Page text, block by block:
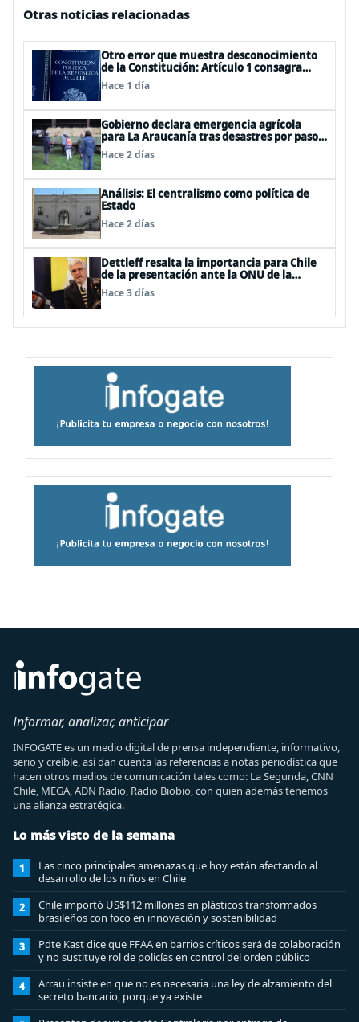
Otras noticias relacionadas
Otro error que muestra desconocimiento
de la Constitución: Artículo 1 consagra
resguardar la seguridad nacional y
proteger a los ciudadanos
Hace 1 día
Gobierno declara emergencia agrícola
para La Araucanía tras desastres por pasos
de sistemas frontales
Hace 2 días
Análisis: El centralismo como política de
Estado
Hace 2 días
Dettleff resalta la importancia para Chile
de la presentación ante la ONU de la
Plataforma Continental Extendida del
Archipiélago Juan Fernández
Hace 3 días
Informar, analizar, anticipar
INFOGATE es un medio digital de prensa independiente, informativo,
serio y creíble, así dan cuenta las referencias a notas periodística que
hacen otros medios de comunicación tales como: La Segunda, CNN
Chile, MEGA, ADN Radio, Radio Biobio, con quien además tenemos
una alianza estratégica.
Lo más visto de la semana
1
Las cinco principales amenazas que hoy están afectando al
desarrollo de los niños en Chile
2
Chile importó US$112 millones en plásticos transformados
brasileños con foco en innovación y sostenibilidad
3
Pdte Kast dice que FFAA en barrios críticos será de colaboración
y no sustituye rol de policías en control del orden público
4
Arrau insiste en que no es necesaria una ley de alzamiento del
secreto bancario, porque ya existe